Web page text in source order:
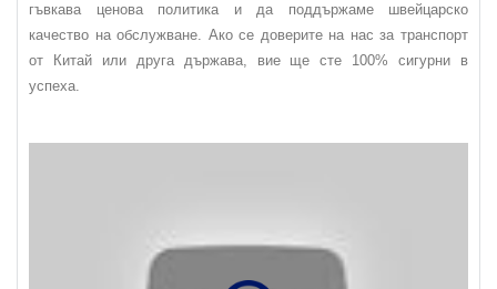
гъвкава ценова политика и да поддържаме швейцарско
качество на обслужване. Ако се доверите на нас за транспорт
от Китай или друга държава, вие ще сте 100% сигурни в
успеха.